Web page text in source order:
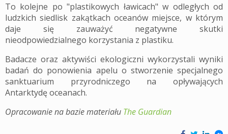
To kolejne po "plastikowych ławicach" w odległych od
ludzkich siedlisk zakątkach oceanów miejsce, w którym
daje się zauważyć negatywne skutki
nieodpowiedzialnego korzystania z plastiku.
Badacze oraz aktywiści ekologiczni wykorzystali wyniki
badań do ponowienia apelu o stworzenie specjalnego
sanktuarium przyrodniczego na opływających
Antarktydę oceanach.
Opracowanie na bazie materiału The Guardian